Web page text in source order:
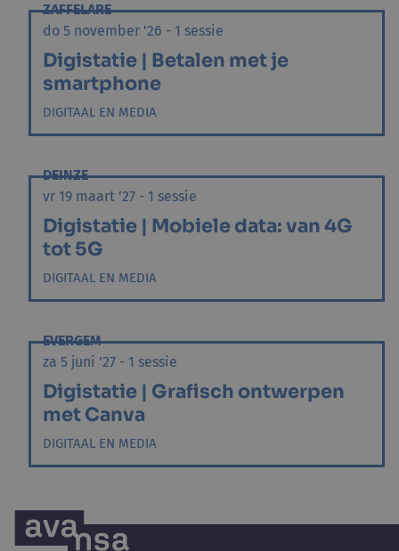
ZAFFELARE
do 5 november '26 - 1 sessie
Digistatie | Betalen met je
smartphone
DIGITAAL EN MEDIA
DEINZE
vr 19 maart '27 - 1 sessie
Digistatie | Mobiele data: van 4G
tot 5G
DIGITAAL EN MEDIA
EVERGEM
za 5 juni '27 - 1 sessie
Digistatie | Grafisch ontwerpen
met Canva
DIGITAAL EN MEDIA